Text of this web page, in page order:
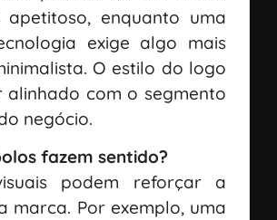
enquanto uma
exige algo mais
O estilo do logo
alinhado com o segmento
negócio.
fazem sentido?
podem reforçar a
marca. Por exemplo, uma